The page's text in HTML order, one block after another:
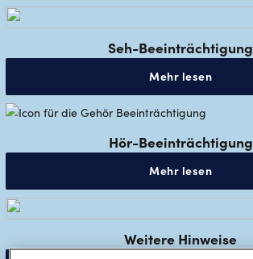
Seh-Beeinträchtigung
Mehr lesen
Hör-Beeinträchtigung
Mehr lesen
Weitere Hinweise